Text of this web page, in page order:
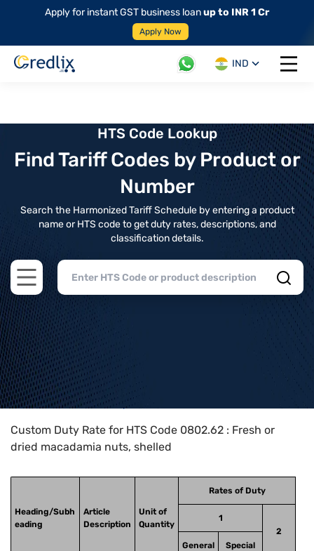
Apply for instant GST business loanup to INR 1 Cr
Apply Now
IND
Open
HTS Code Lookup
Find Tariff Codes by Product or
Number
Search the Harmonized Tariff Schedule by entering a product
name or HTS code to get duty rates, descriptions, and
classification details.
Open main menu
Home>HTS Codes> Chapter
Custom Duty Rate for HTS Code 0802.62 : Fresh or
dried macadamia nuts, shelled
Heading/Subh
eading
Article
Description
Unit of
Quantity
Rates of Duty
1
2
General
Special